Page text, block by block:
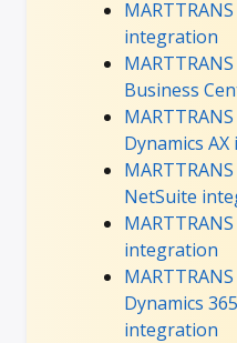
integration
Business
Dynamics
NetSuite
integration
Dynamics
integration